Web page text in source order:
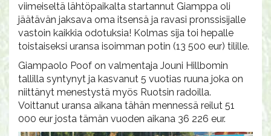
viimeiseltä lähtöpaikalta startannut Giamppa oli
jäätävän jaksava oma itsensä ja ravasi pronssisijalle
vastoin kaikkia odotuksia! Kolmas sija toi hepalle
toistaiseksi uransa isoimman potin (13 500 eur) tilille.
Giampaolo Poof on valmentaja Jouni Hillbomin
tallilla syntynyt ja kasvanut 5 vuotias ruuna joka on
niittänyt menestystä myös Ruotsin radoilla.
Voittanut uransa aikana tähän mennessä reilut 51
000 eur josta tämän vuoden aikana 36 226 eur.